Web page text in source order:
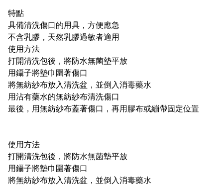
特點
具備清洗傷口的用具，方便應急
不含乳膠，天然乳膠過敏者適用
使用方法
打開清洗包後，將防水無菌墊平放
用鑷子將墊巾圍著傷口
將無紡紗布放入清洗盆，並倒入消毒藥水
用沾有藥水的無紡紗布清洗傷口
最後，用無紡紗布蓋著傷口，再用膠布或繃帶固定位置
使用方法
打開清洗包後，將防水無菌墊平放
用鑷子將墊巾圍著傷口
將無紡紗布放入清洗盆，並倒入消毒藥水